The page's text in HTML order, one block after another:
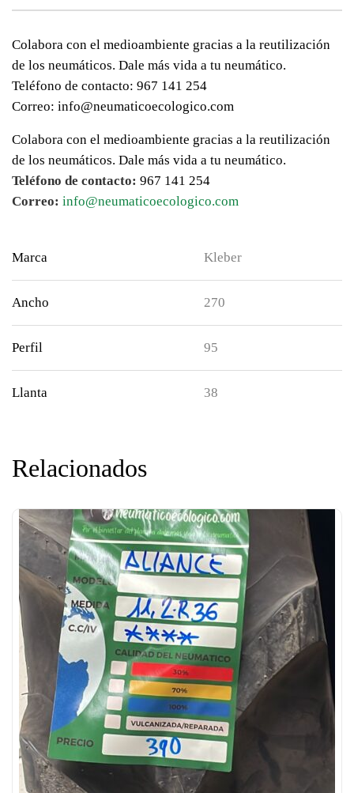
Colabora con el medioambiente gracias a la reutilización
de los neumáticos. Dale más vida a tu neumático.
Teléfono de contacto: 967 141 254
Correo: info@neumaticoecologico.com
Colabora con el medioambiente gracias a la reutilización
de los neumáticos. Dale más vida a tu neumático.
Teléfono de contacto: 967 141 254
Correo: info@neumaticoecologico.com
Marca Kleber
Ancho 270
Perfil 95
Llanta 38
Relacionados